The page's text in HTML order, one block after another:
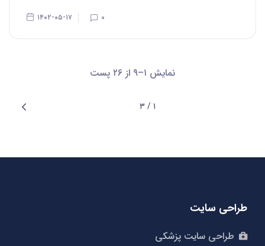
۰ ۱۴۰۲-۰۵-۱۷
نمایش ۱–۹ از ۲۶ پست
۱ / ۳ Next
طراحی سایت
طراحی سایت پزشکی